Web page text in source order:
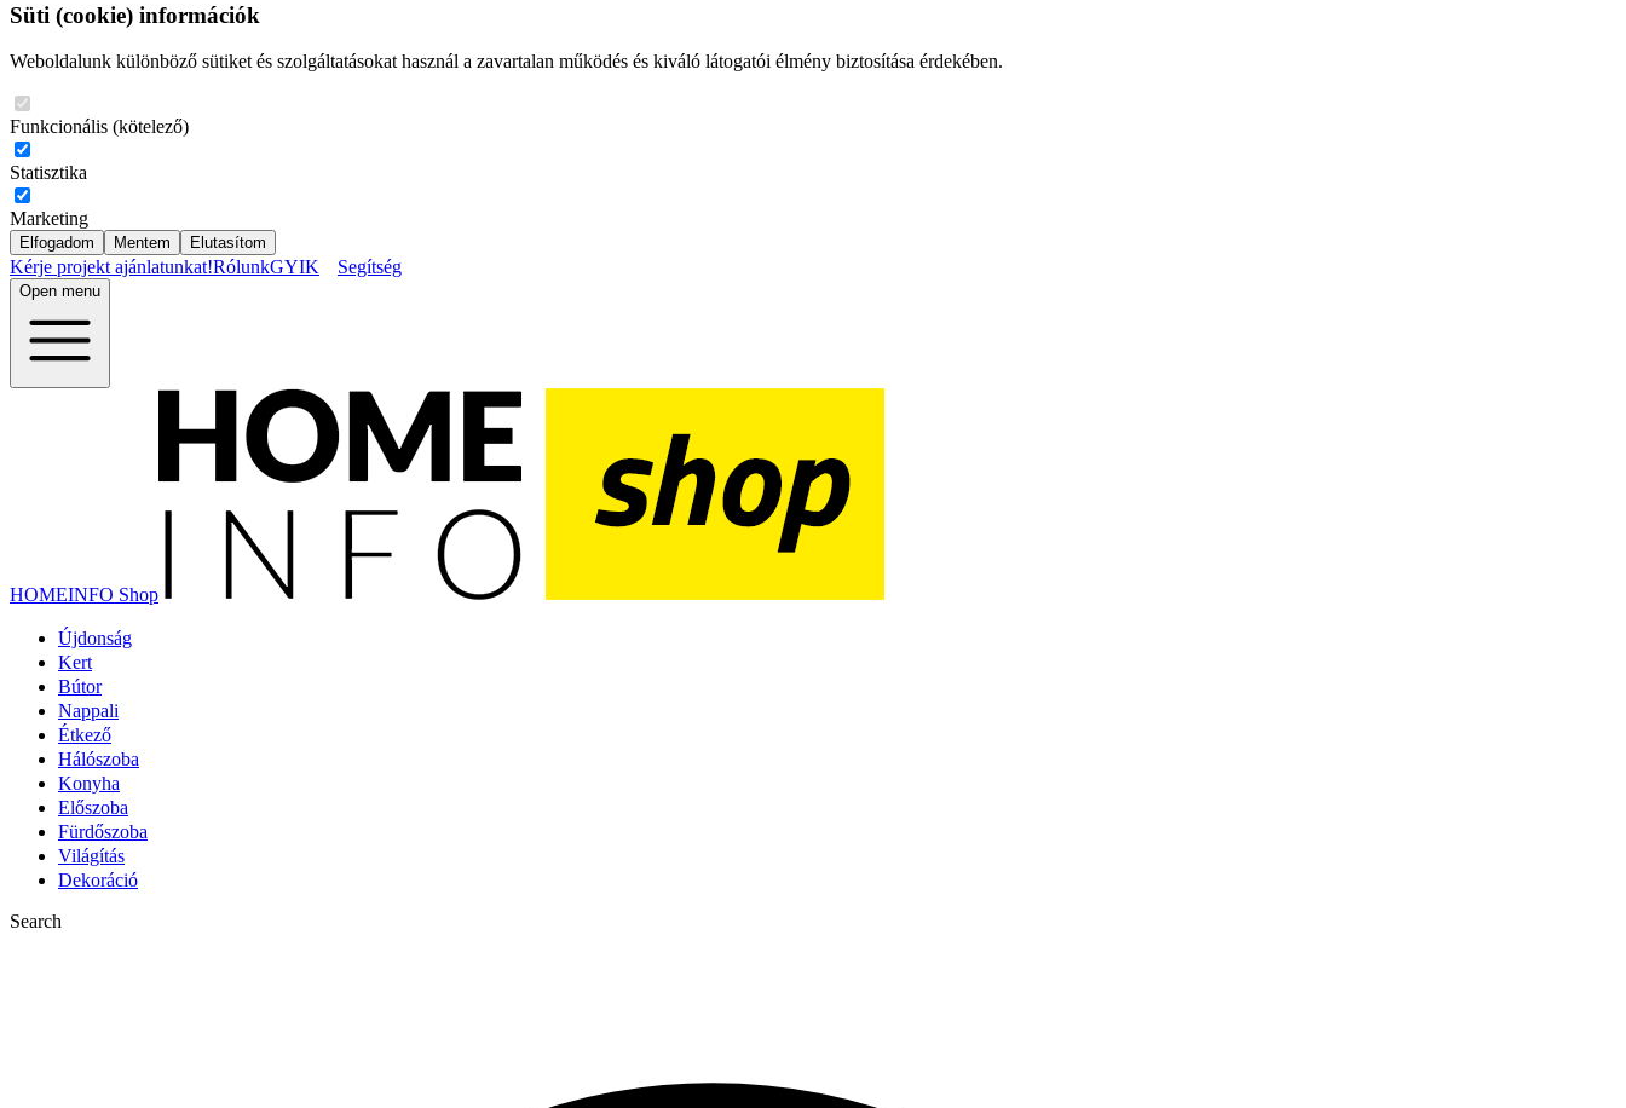
Süti (cookie) információk
Weboldalunk különböző sütiket és szolgáltatásokat használ a zavartalan működés és kiváló látogatói élmény biztosítása érdekében.
Funkcionális (kötelező)
Statisztika
Marketing
Elfogadom Mentem Elutasítom
Kérje projekt ajánlatunkat!RólunkGYIK Segítség
Open menu
HOMEINFO Shop
Újdonság
Kert
Bútor
Nappali
Étkező
Hálószoba
Konyha
Előszoba
Fürdőszoba
Világítás
Dekoráció
Search